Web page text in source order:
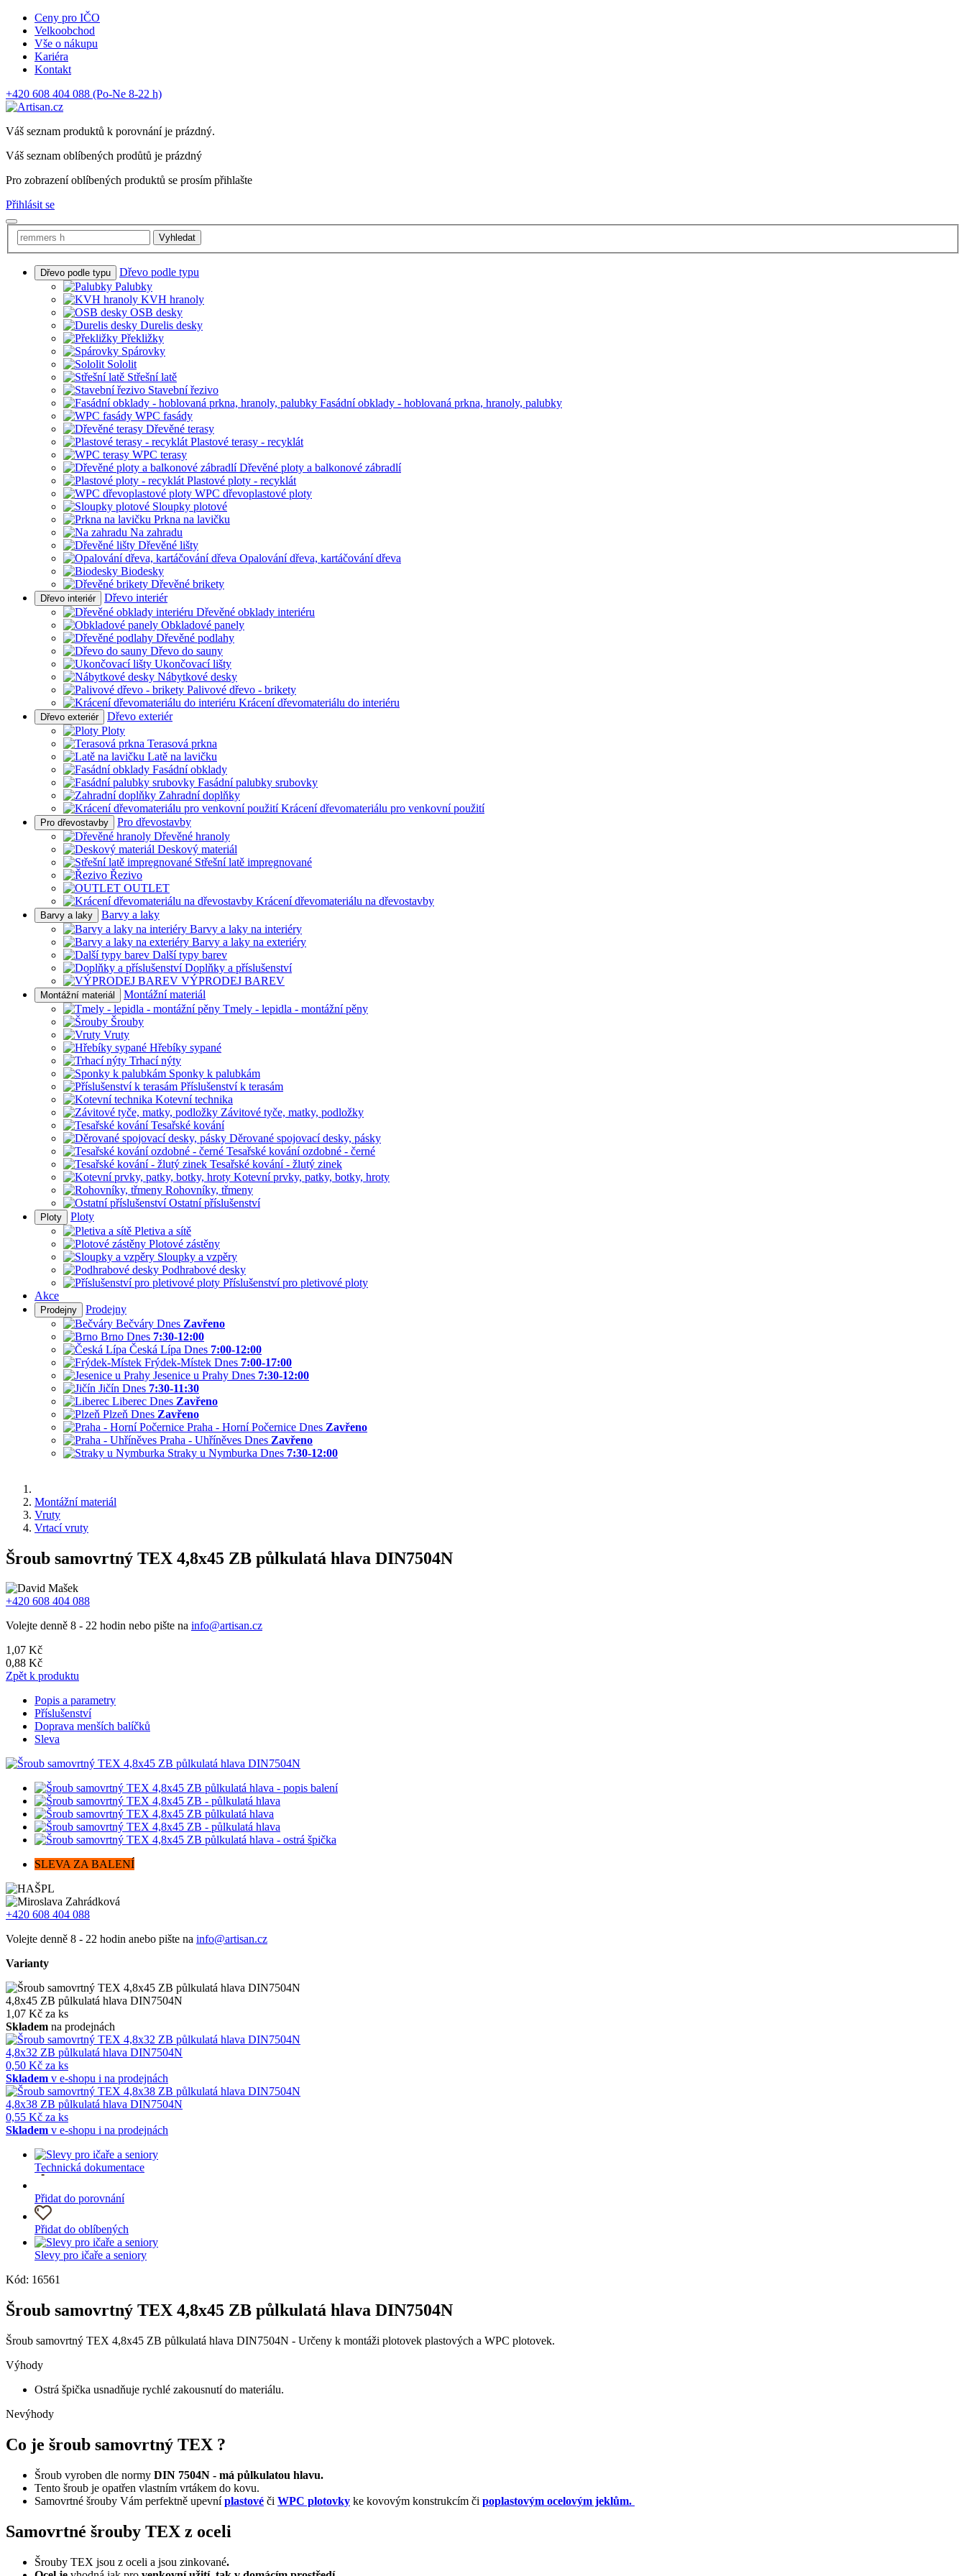
Ceny pro IČO
Velkoobchod
Vše o nákupu
Kariéra
Kontakt
+420 608 404 088 (Po-Ne 8-22 h)
Váš seznam produktů k porovnání je prázdný.
Váš seznam oblíbených prodůtů je prázdný
Pro zobrazení oblíbených produktů se prosím přihlašte
Přihlásit se
Vyhledat
Dřevo podle typu
Dřevo podle typu
Palubky
KVH hranoly
OSB desky
Durelis desky
Překližky
Spárovky
Sololit
Střešní latě
Stavební řezivo
Fasádní obklady - hoblovaná prkna, hranoly, palubky
WPC fasády
Dřevěné terasy
Plastové terasy - recyklát
WPC terasy
Dřevěné ploty a balkonové zábradlí
Plastové ploty - recyklát
WPC dřevoplastové ploty
Sloupky plotové
Prkna na lavičku
Na zahradu
Dřevěné lišty
Opalování dřeva, kartáčování dřeva
Biodesky
Dřevěné brikety
Dřevo interiér
Dřevo interiér
Dřevěné obklady interiéru
Obkladové panely
Dřevěné podlahy
Dřevo do sauny
Ukončovací lišty
Nábytkové desky
Palivové dřevo - brikety
Krácení dřevomateriálu do interiéru
Dřevo exteriér
Dřevo exteriér
Ploty
Terasová prkna
Latě na lavičku
Fasádní obklady
Fasádní palubky srubovky
Zahradní doplňky
Krácení dřevomateriálu pro venkovní použití
Pro dřevostavby
Pro dřevostavby
Dřevěné hranoly
Deskový materiál
Střešní latě impregnované
Řezivo
OUTLET
Krácení dřevomateriálu na dřevostavby
Barvy a laky
Barvy a laky
Barvy a laky na interiéry
Barvy a laky na exteriéry
Další typy barev
Doplňky a příslušenství
VÝPRODEJ BAREV
Montážní materiál
Montážní materiál
Tmely - lepidla - montážní pěny
Šrouby
Vruty
Hřebíky sypané
Trhací nýty
Sponky k palubkám
Příslušenství k terasám
Kotevní technika
Závitové tyče, matky, podložky
Tesařské kování
Děrované spojovací desky, pásky
Tesařské kování ozdobné - černé
Tesařské kování - žlutý zinek
Kotevní prvky, patky, botky, hroty
Rohovníky, třmeny
Ostatní příslušenství
Ploty
Ploty
Pletiva a sítě
Plotové zástěny
Sloupky a vzpěry
Podhrabové desky
Příslušenství pro pletivové ploty
Akce
Prodejny
Prodejny
Bečváry Dnes Zavřeno
Brno Dnes 7:30-12:00
Česká Lípa Dnes 7:00-12:00
Frýdek-Místek Dnes 7:00-17:00
Jesenice u Prahy Dnes 7:30-12:00
Jičín Dnes 7:30-11:30
Liberec Dnes Zavřeno
Plzeň Dnes Zavřeno
Praha - Horní Počernice Dnes Zavřeno
Praha - Uhříněves Dnes Zavřeno
Straky u Nymburka Dnes 7:30-12:00
Montážní materiál
Vruty
Vrtací vruty
Šroub samovrtný TEX 4,8x45 ZB půlkulatá hlava DIN7504N
+420 608 404 088
Volejte denně 8 - 22 hodin nebo pište na info@artisan.cz
1,07 Kč
0,88 Kč
Zpět k produktu
Popis a parametry
Příslušenství
Doprava menších balíčků
Sleva
SLEVA ZA BALENÍ
+420 608 404 088
Volejte denně 8 - 22 hodin anebo pište na info@artisan.cz
Varianty
4,8x45 ZB půlkulatá hlava DIN7504N
1,07 Kč za ks
Skladem na prodejnách
4,8x32 ZB půlkulatá hlava DIN7504N
0,50 Kč za ks
Skladem v e-shopu i na prodejnách
4,8x38 ZB půlkulatá hlava DIN7504N
0,55 Kč za ks
Skladem v e-shopu i na prodejnách
Technická dokumentace
Přidat do porovnání
Přidat do oblíbených
Slevy pro ičaře a seniory
Kód: 16561
Šroub samovrtný TEX 4,8x45 ZB půlkulatá hlava DIN7504N
Šroub samovrtný TEX 4,8x45 ZB půlkulatá hlava DIN7504N - Určeny k montáži plotovek plastových a WPC plotovek.
Výhody
Ostrá špička usnadňuje rychlé zakousnutí do materiálu.
Nevýhody
Co je šroub samovrtný TEX ?
Šroub vyroben dle normy DIN 7504N - má půlkulatou hlavu.
Tento šroub je opatřen vlastním vrtákem do kovu.
Samovrtné šrouby Vám perfektně upevníplastové či WPC plotovky ke kovovým konstrukcím či poplastovým ocelovým jeklům.
Samovrtné šrouby TEX z oceli
Šrouby TEX jsou z oceli a jsou zinkované.